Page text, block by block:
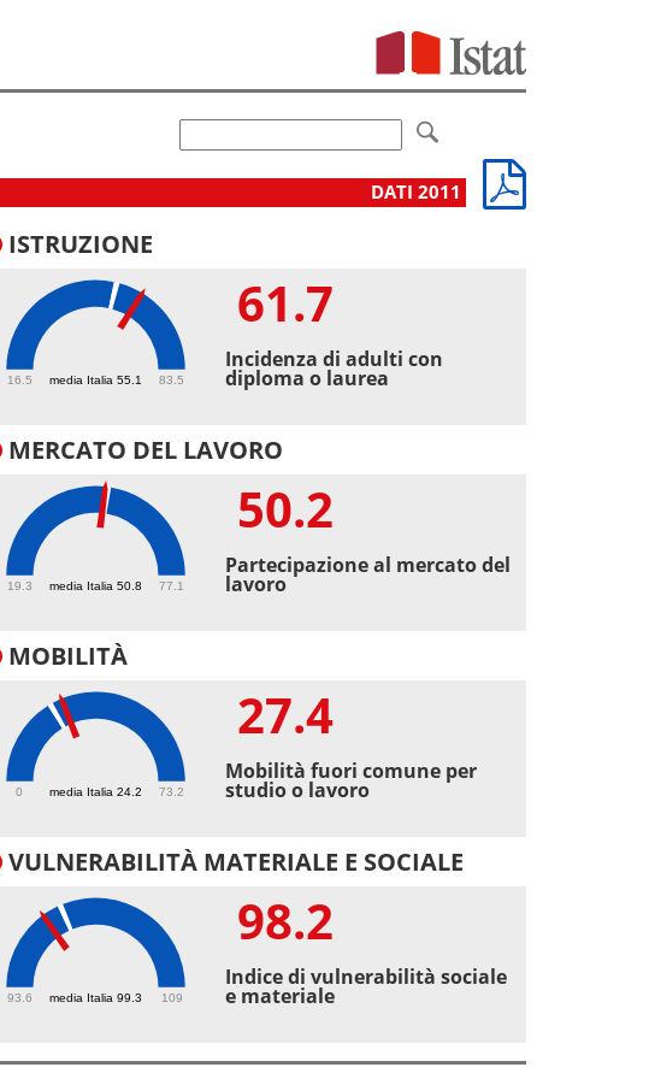
DATI 2011
ISTRUZIONE
media Italia 55.1
16.5 83.5
61.7
Incidenza di adulti con
diploma o laurea
MERCATO DEL LAVORO
media Italia 50.8
19.3 77.1
50.2
Partecipazione al mercato del
lavoro
MOBILITÀ
media Italia 24.2
0 73.2
27.4
Mobilità fuori comune per
studio o lavoro
VULNERABILITÀ MATERIALE E SOCIALE
media Italia 99.3
93.6 109
98.2
Indice di vulnerabilità sociale
e materiale